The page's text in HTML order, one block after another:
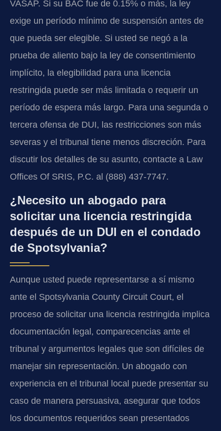
VASAP. Si su BAC fue de 0.15% o más, la ley
exige un período mínimo de suspensión antes de
que pueda ser elegible. Si usted se negó a la
prueba de aliento bajo la ley de consentimiento
implícito, la elegibilidad para una licencia
restringida puede ser más limitada o requerir un
período de espera más largo. Para una segunda o
tercera ofensa de DUI, las restricciones son más
severas y el tribunal tiene menos discreción. Para
discutir los detalles de su asunto, contacte a Law
Offices Of SRIS, P.C. al (888) 437-7747.
¿Necesito un abogado para
solicitar una licencia restringida
después de un DUI en el condado
de Spotsylvania?
Aunque usted puede representarse a sí mismo
ante el Spotsylvania County Circuit Court, el
proceso de solicitar una licencia restringida implica
documentación legal, comparecencias ante el
tribunal y argumentos legales que son difíciles de
manejar sin representación. Un abogado con
experiencia en el tribunal local puede presentar su
caso de manera persuasiva, asegurar que todos
los documentos requeridos sean presentados